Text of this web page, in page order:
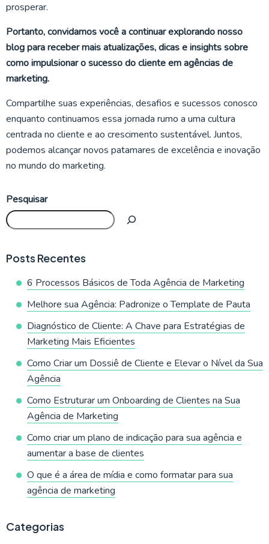
prosperar.
Portanto, convidamos você a continuar explorando nosso
blog para receber mais atualizações, dicas e insights sobre
como impulsionar o sucesso do cliente em agências de
marketing.
Compartilhe suas experiências, desafios e sucessos conosco
enquanto continuamos essa jornada rumo a uma cultura
centrada no cliente e ao crescimento sustentável. Juntos,
podemos alcançar novos patamares de excelência e inovação
no mundo do marketing.
Pesquisar
Posts Recentes
6 Processos Básicos de Toda Agência de Marketing
Melhore sua Agência: Padronize o Template de Pauta
Diagnóstico de Cliente: A Chave para Estratégias de
Marketing Mais Eficientes
Como Criar um Dossiê de Cliente e Elevar o Nível da Sua
Agência
Como Estruturar um Onboarding de Clientes na Sua
Agência de Marketing
Como criar um plano de indicação para sua agência e
aumentar a base de clientes
O que é a área de mídia e como formatar para sua
agência de marketing
Categorias